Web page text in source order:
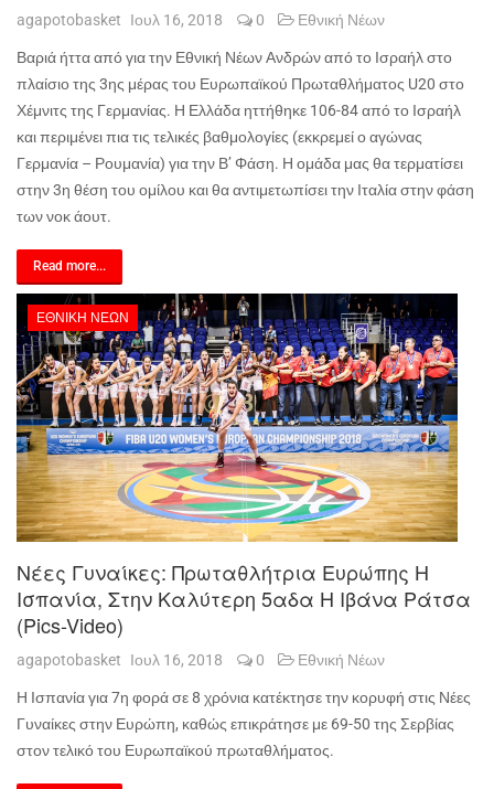
agapotobasket Ιουλ 16, 2018 0 Εθνική Νέων
Βαριά ήττα από για την Εθνική Νέων Ανδρών από το Ισραήλ στο
πλαίσιο της 3ης μέρας του Ευρωπαϊκού Πρωταθλήματος U20 στο
Χέμνιτς της Γερμανίας. Η Ελλάδα ηττήθηκε 106-84 από το Ισραήλ
και περιμένει πια τις τελικές βαθμολογίες (εκκρεμεί ο αγώνας
Γερμανία – Ρουμανία) για την Β’ Φάση. Η ομάδα μας θα τερματίσει
στην 3η θέση του ομίλου και θα αντιμετωπίσει την Ιταλία στην φάση
των νοκ άουτ.
Read more...
ΕΘΝΙΚΉ ΝΈΩΝ
Νέες Γυναίκες: Πρωταθλήτρια Ευρώπης Η
Ισπανία, Στην Καλύτερη 5αδα Η Ιβάνα Ράτσα
(pics-Video)
agapotobasket Ιουλ 16, 2018 0 Εθνική Νέων
Η Ισπανία για 7η φορά σε 8 χρόνια κατέκτησε την κορυφή στις Νέες
Γυναίκες στην Ευρώπη, καθώς επικράτησε με 69-50 της Σερβίας
στον τελικό του Ευρωπαϊκού πρωταθλήματος.